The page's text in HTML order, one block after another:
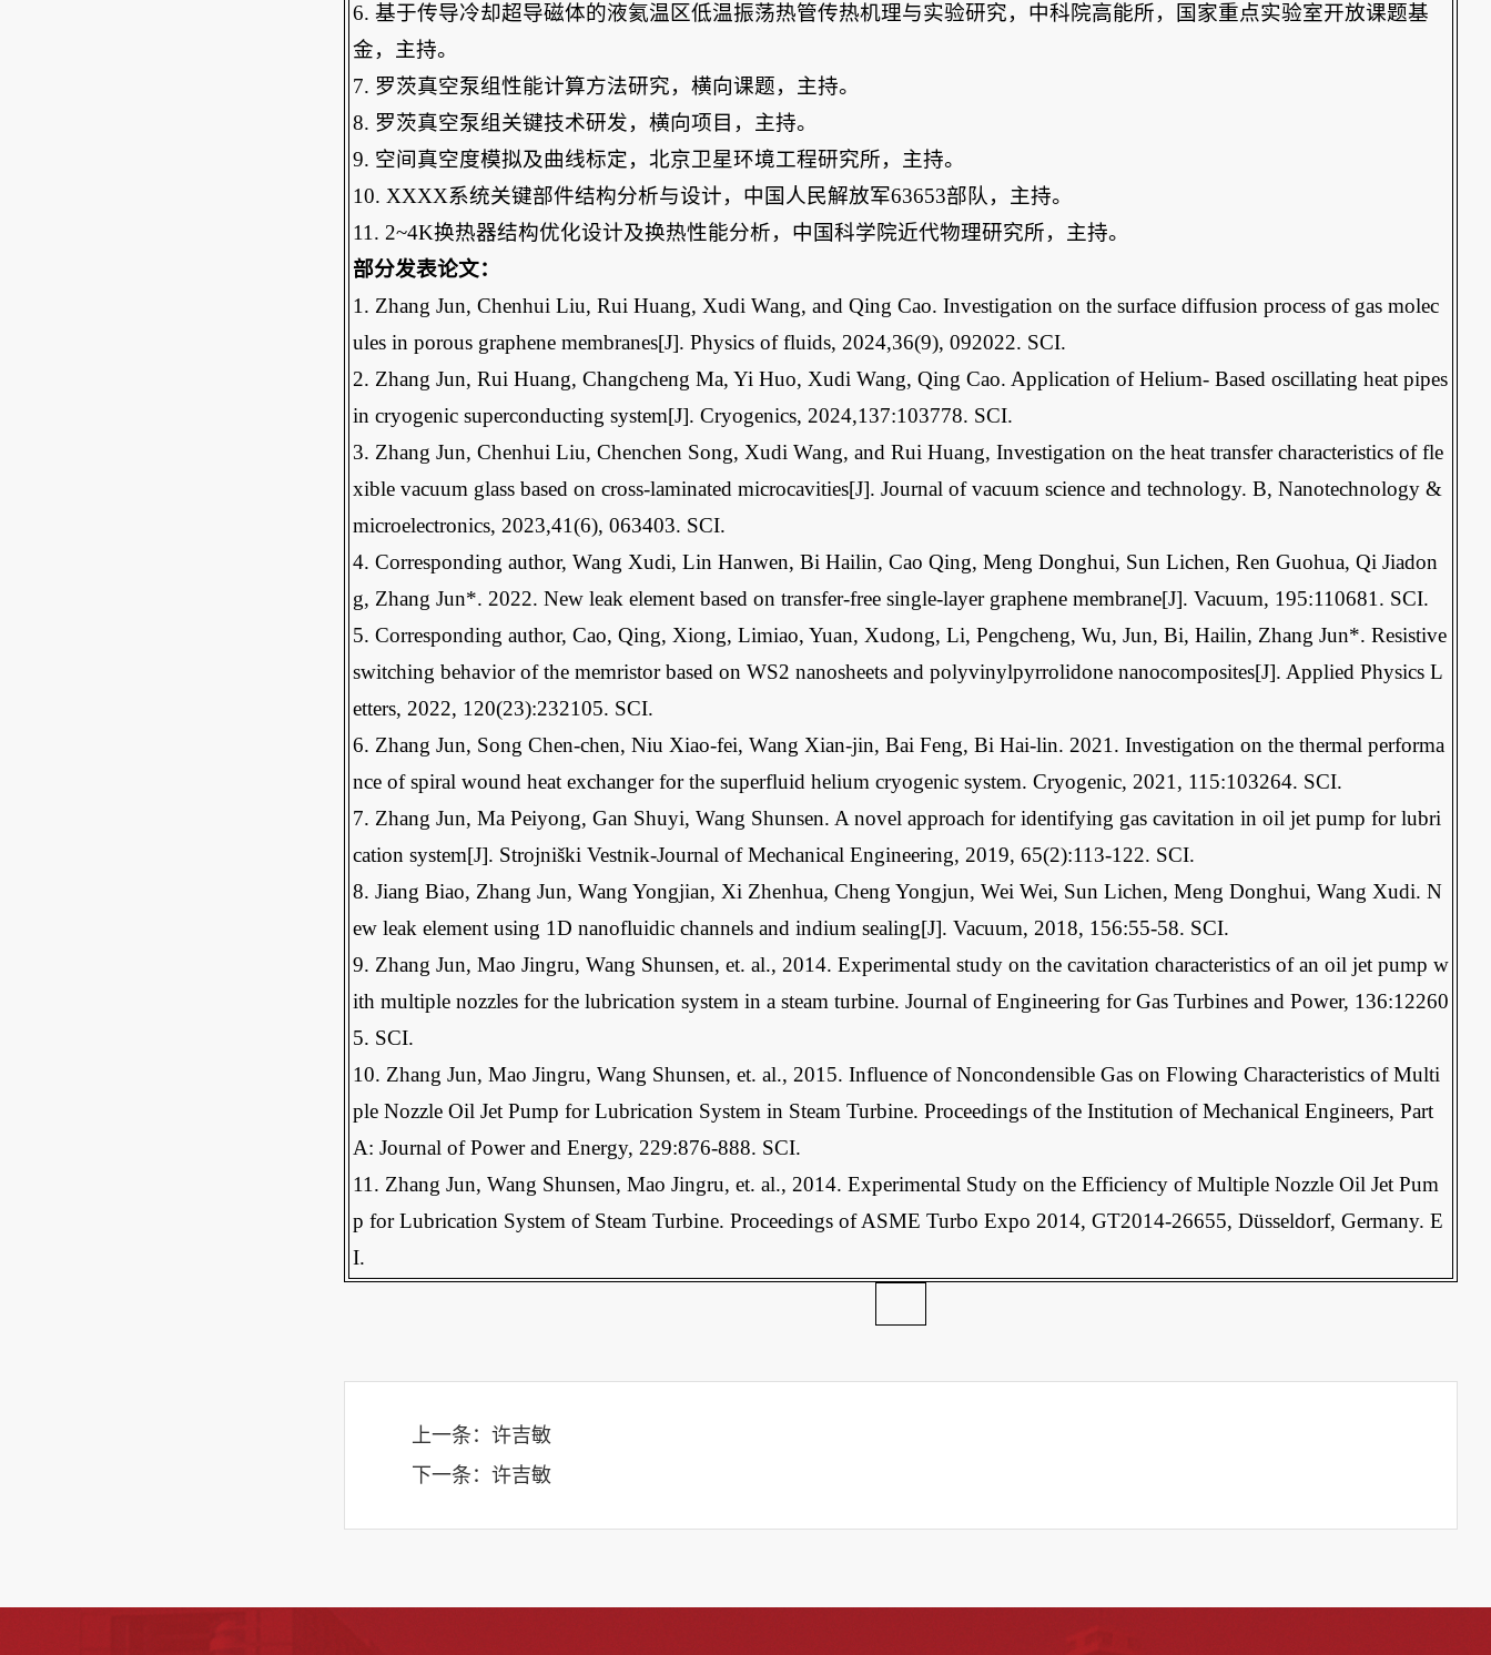
6. 基于传导冷却超导磁体的液氦温区低温振荡热管传热机理与实验研究，中科院高能所，国家重点实验室开放课题基
金，主持。
7. 罗茨真空泵组性能计算方法研究，横向课题，主持。
8. 罗茨真空泵组关键技术研发，横向项目，主持。
9. 空间真空度模拟及曲线标定，北京卫星环境工程研究所，主持。
10. XXXX系统关键部件结构分析与设计，中国人民解放军63653部队，主持。
11. 2~4K换热器结构优化设计及换热性能分析，中国科学院近代物理研究所，主持。
部分发表论文：
1. Zhang Jun, Chenhui Liu, Rui Huang, Xudi Wang, and Qing Cao. Investigation on the surface diffusion process of gas molec
ules in porous graphene membranes[J]. Physics of fluids, 2024,36(9), 092022. SCI.
2. Zhang Jun, Rui Huang, Changcheng Ma, Yi Huo, Xudi Wang, Qing Cao. Application of Helium- Based oscillating heat pipes
in cryogenic superconducting system[J]. Cryogenics, 2024,137:103778. SCI.
3. Zhang Jun, Chenhui Liu, Chenchen Song, Xudi Wang, and Rui Huang, Investigation on the heat transfer characteristics of fle
xible vacuum glass based on cross-laminated microcavities[J]. Journal of vacuum science and technology. B, Nanotechnology &
microelectronics, 2023,41(6), 063403. SCI.
4. Corresponding author, Wang Xudi, Lin Hanwen, Bi Hailin, Cao Qing, Meng Donghui, Sun Lichen, Ren Guohua, Qi Jiadon
g, Zhang Jun*. 2022. New leak element based on transfer-free single-layer graphene membrane[J]. Vacuum, 195:110681. SCI.
5. Corresponding author, Cao, Qing, Xiong, Limiao, Yuan, Xudong, Li, Pengcheng, Wu, Jun, Bi, Hailin, Zhang Jun*. Resistive
switching behavior of the memristor based on WS2 nanosheets and polyvinylpyrrolidone nanocomposites[J]. Applied Physics L
etters, 2022, 120(23):232105. SCI.
6. Zhang Jun, Song Chen-chen, Niu Xiao-fei, Wang Xian-jin, Bai Feng, Bi Hai-lin. 2021. Investigation on the thermal performa
nce of spiral wound heat exchanger for the superfluid helium cryogenic system. Cryogenic, 2021, 115:103264. SCI.
7. Zhang Jun, Ma Peiyong, Gan Shuyi, Wang Shunsen. A novel approach for identifying gas cavitation in oil jet pump for lubri
cation system[J]. Strojniški Vestnik-Journal of Mechanical Engineering, 2019, 65(2):113-122. SCI.
8. Jiang Biao, Zhang Jun, Wang Yongjian, Xi Zhenhua, Cheng Yongjun, Wei Wei, Sun Lichen, Meng Donghui, Wang Xudi. N
ew leak element using 1D nanofluidic channels and indium sealing[J]. Vacuum, 2018, 156:55-58. SCI.
9. Zhang Jun, Mao Jingru, Wang Shunsen, et. al., 2014. Experimental study on the cavitation characteristics of an oil jet pump w
ith multiple nozzles for the lubrication system in a steam turbine. Journal of Engineering for Gas Turbines and Power, 136:12260
5. SCI.
10. Zhang Jun, Mao Jingru, Wang Shunsen, et. al., 2015. Influence of Noncondensible Gas on Flowing Characteristics of Multi
ple Nozzle Oil Jet Pump for Lubrication System in Steam Turbine. Proceedings of the Institution of Mechanical Engineers, Part
A: Journal of Power and Energy, 229:876-888. SCI.
11. Zhang Jun, Wang Shunsen, Mao Jingru, et. al., 2014. Experimental Study on the Efficiency of Multiple Nozzle Oil Jet Pum
p for Lubrication System of Steam Turbine. Proceedings of ASME Turbo Expo 2014, GT2014-26655, Düsseldorf, Germany. E
I.
上一条： 许吉敏
下一条： 许吉敏